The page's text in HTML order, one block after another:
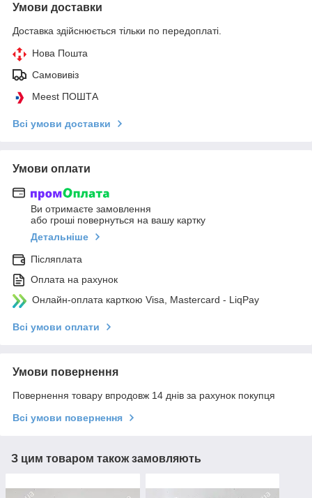
Умови доставки
Доставка здійснюється тільки по передоплаті.
Нова Пошта
Самовивіз
Meest ПОШТА
Всі умови доставки
Умови оплати
Ви отримаєте замовлення
або гроші повернуться на вашу картку
Детальніше
Післяплата
Оплата на рахунок
Онлайн-оплата карткою Visa, Mastercard - LiqPay
Всі умови оплати
Умови повернення
Повернення товару впродовж 14 днів за рахунок покупця
Всі умови повернення
З цим товаром також замовляють